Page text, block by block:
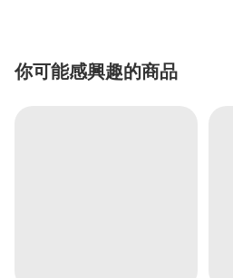
你可能感興趣的商品